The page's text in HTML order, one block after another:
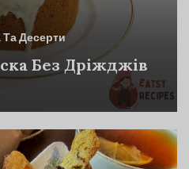
Та Десерти
Без Дріжджів